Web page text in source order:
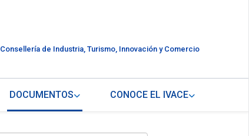
Consellería de Industria, Turismo, Innovación y Comercio
DOCUMENTOS CONOCE EL IVACE